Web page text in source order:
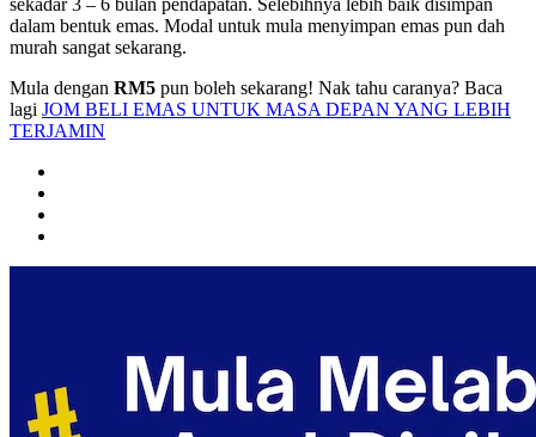
sekadar 3 – 6 bulan pendapatan. Selebihnya lebih baik disimpan
dalam bentuk emas. Modal untuk mula menyimpan emas pun dah
murah sangat sekarang.
Mula dengan RM5 pun boleh sekarang! Nak tahu caranya? Baca
lagi JOM BELI EMAS UNTUK MASA DEPAN YANG LEBIH
TERJAMIN